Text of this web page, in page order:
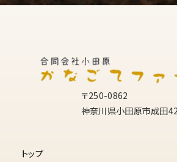
〒250-0862
神奈川県小田原市成田
トップ